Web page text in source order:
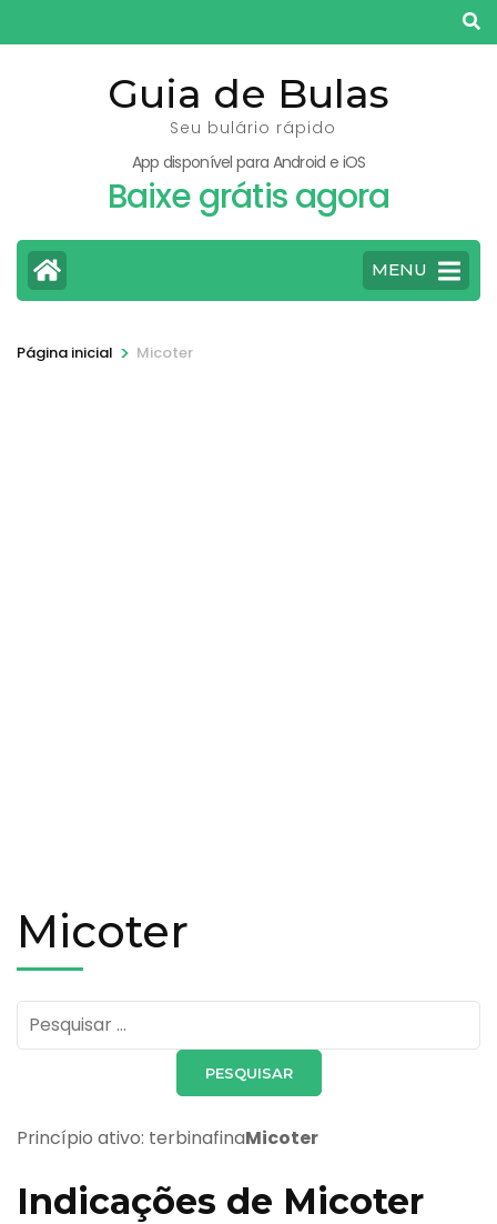
para
Guia de Bulas
Seu bulário rápido
App disponível para Android e iOS
Baixe grátis agora
MENU
Página inicial > Micoter
Micoter
Pesquisar
por:
Princípio ativo: terbinafinaMicoter
Indicações de Micoter